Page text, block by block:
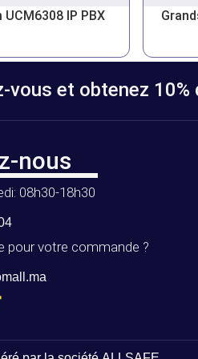
IP PBX
vous et obtenez
nous
08h30-18h30
pour votre commande ?